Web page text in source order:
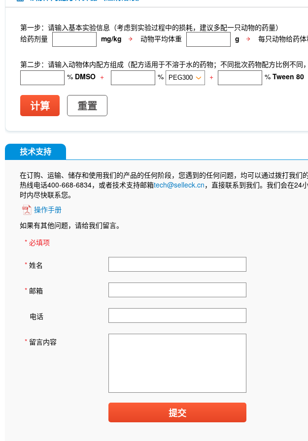
第一步：请输入基本实验信息（考虑到实验过程中的损耗，建议多配一只动物的药量）
给药剂量
mg/kg 动物平均体重 g 每只动物给药体
第二步：请输入动物体内配方组成（配方适用于不溶于水的药物；不同批次药物配方比例不
% DMSO + % + % Tween 80
计算 重置
技术支持
在订购、运输、储存和使用我们的产品的任何阶段，您遇到的任何问题，均可以通过拨打我们
热线电话400-668-6834，或者技术支持邮箱tech@selleck.cn，直接联系到我们。我们会在24
时内尽快联系您。
操作手册
如果有其他问题，请给我们留言。
* 必填项
* 姓名
* 邮箱
电话
* 留言内容